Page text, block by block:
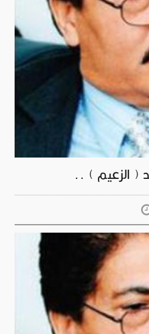
( الزعيم ) ..